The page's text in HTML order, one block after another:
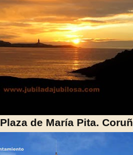
Plaza de María Pita.